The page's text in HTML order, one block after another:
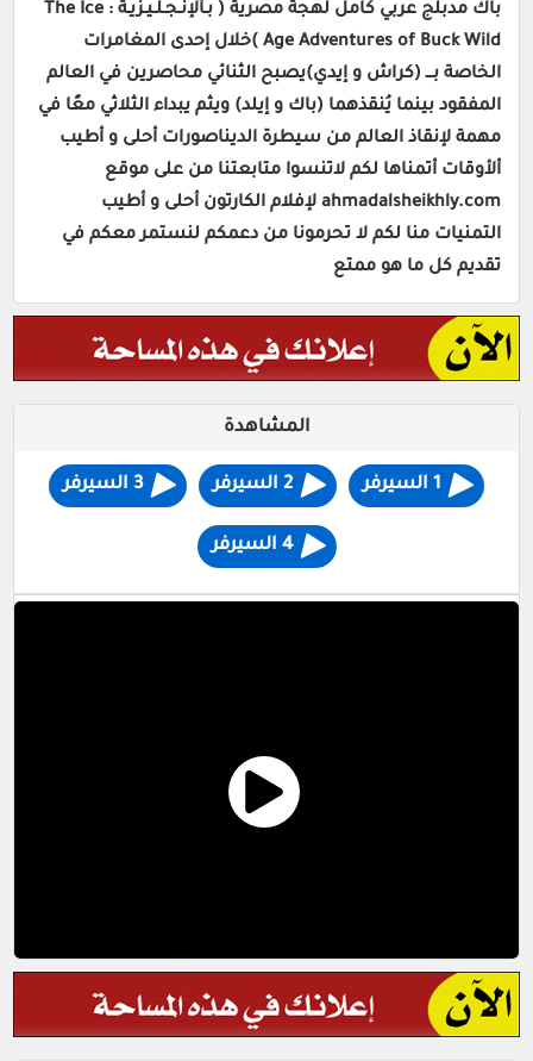
باك مدبلج عربي كامل لهجة مصرية ( بـألإنـجـلـيـزيـة : The Ice
Age Adventures of Buck Wild )خلال إحدى المغامرات
الخاصة بـــ (كراش و إيدي)يصبح الثنائي محاصرين في العالم
المفقود بينما يُنقذهما (باك و إيلد) ويثم يبداء الثلاثي معًا في
مهمة لإنقاذ العالم من سيطرة الديناصورات أحلى و أطيب
ألأوقات أتمناها لكم لاتنسوا متابعتنا من على موقع
ahmadalsheikhly.com لإفلام الكارتون أحلى و أطيب
التمنيات منا لكم لا تحرمونا من دعمكم لنستمر معكم في
تقديم كل ما هو ممتع
المشاهدة
1 السيرفر 2 السيرفر 3 السيرفر
4 السيرفر